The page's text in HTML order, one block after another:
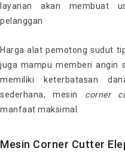
layanan akan membuat
pelanggan
Harga alat pemotong sudut
juga mampu memberi angin
memiliki keterbatasan
sederhana, mesin corner
manfaat maksimal.
Mesin Corner Cutter